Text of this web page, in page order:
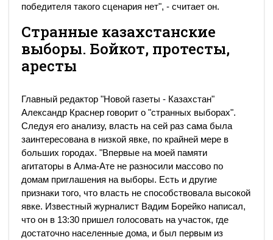
победителя такого сценария нет", - считает он.
Странные казахстанские
выборы. Бойкот, протесты,
аресты
Главный редактор "Новой газеты - Казахстан"
Александр Краснер говорит о "странных выборах".
Следуя его анализу, власть на сей раз сама была
заинтересована в низкой явке, по крайней мере в
больших городах. "Впервые на моей памяти
агитаторы в Алма-Ате не разносили массово по
домам приглашения на выборы. Есть и другие
признаки того, что власть не способствовала высокой
явке. Известный журналист Вадим Борейко написал,
что он в 13:30 пришел голосовать на участок, где
достаточно населенные дома, и был первым из